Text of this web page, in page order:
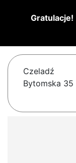
Gratulacje!
Czeladź
Bytomska 35